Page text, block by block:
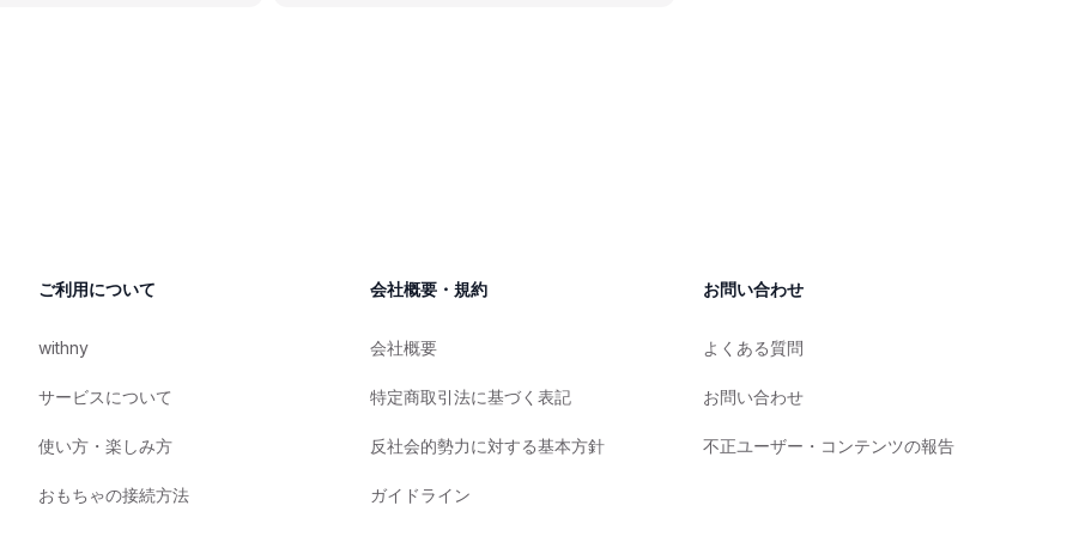
ご利用について
withny
サービスについて
使い方・楽しみ方
おもちゃの接続方法
会社概要・規約
会社概要
特定商取引法に基づく表記
反社会的勢力に対する基本方針
ガイドライン
お問い合わせ
よくある質問
お問い合わせ
不正ユーザー・コンテンツの報告